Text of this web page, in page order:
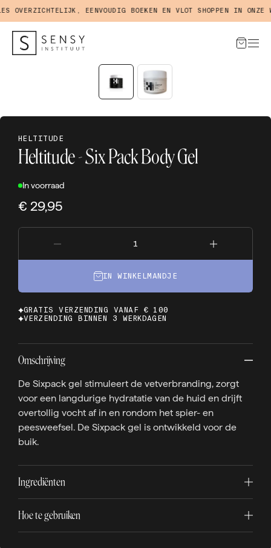
EENVOUDIG BOEKEN EN VLOT SHOPPEN IN ONZE
HELTITUDE
Heltitude - Six Pack Body Gel
In voorraad
€ 29,95
IN WINKELMANDJE
GRATIS VERZENDING VANAF € 100
VERZENDING BINNEN 3 WERKDAGEN
Omschrijving
De Sixpack gel stimuleert de vetverbranding, zorgt
voor een langdurige hydratatie van de huid en drijft
overtollig vocht af in en rondom het spier- en
peesweefsel. De Sixpack gel is ontwikkeld voor de
buik.
Ingrediënten
Hoe te gebruiken